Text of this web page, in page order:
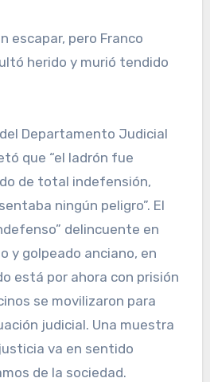
escapar, pero Franco
herido y murió tendido
Departamento Judicial
que “el ladrón fue
de total indefensión,
ningún peligro”. El
delincuente en
y golpeado anciano, en
está por ahora con prisión
se movilizaron para
judicial. Una muestra
va en sentido
de la sociedad.